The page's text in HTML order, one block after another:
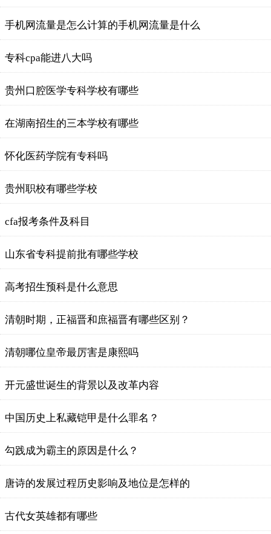
手机网流量是怎么计算的手机网流量是什么
专科cpa能进八大吗
贵州口腔医学专科学校有哪些
在湖南招生的三本学校有哪些
怀化医药学院有专科吗
贵州职校有哪些学校
cfa报考条件及科目
山东省专科提前批有哪些学校
高考招生预科是什么意思
清朝时期，正福晋和庶福晋有哪些区别？
清朝哪位皇帝最厉害是康熙吗
开元盛世诞生的背景以及改革内容
中国历史上私藏铠甲是什么罪名？
勾践成为霸主的原因是什么？
唐诗的发展过程历史影响及地位是怎样的
古代女英雄都有哪些